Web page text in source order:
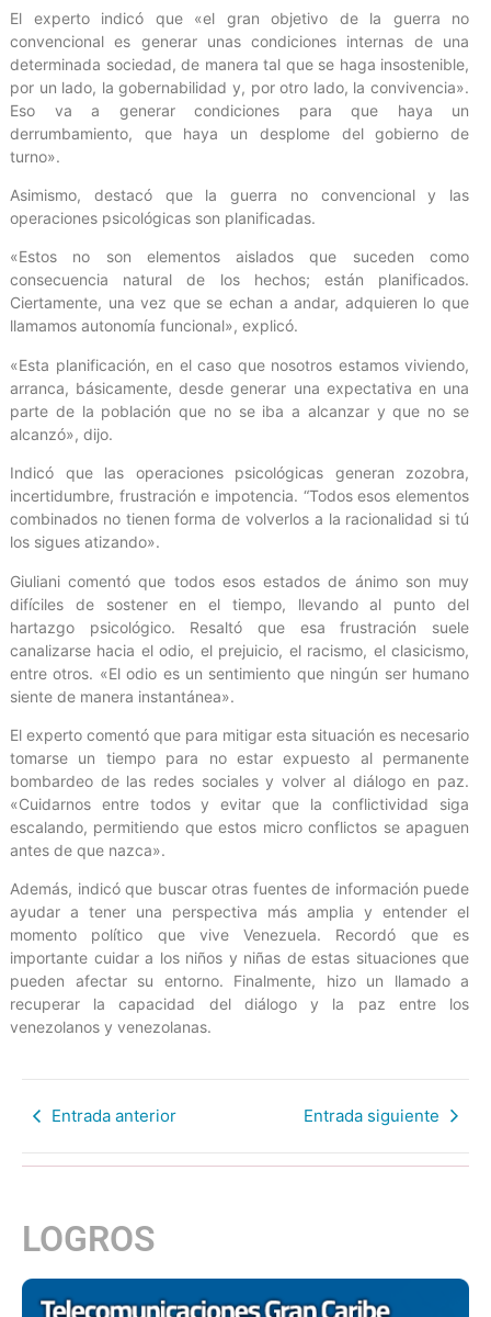
El experto indicó que «el gran objetivo de la guerra no
convencional es generar unas condiciones internas de una
determinada sociedad, de manera tal que se haga insostenible,
por un lado, la gobernabilidad y, por otro lado, la convivencia».
Eso va a generar condiciones para que haya un
derrumbamiento, que haya un desplome del gobierno de
turno».
Asimismo, destacó que la guerra no convencional y las
operaciones psicológicas son planificadas.
«Estos no son elementos aislados que suceden como
consecuencia natural de los hechos; están planificados.
Ciertamente, una vez que se echan a andar, adquieren lo que
llamamos autonomía funcional», explicó.
«Esta planificación, en el caso que nosotros estamos viviendo,
arranca, básicamente, desde generar una expectativa en una
parte de la población que no se iba a alcanzar y que no se
alcanzó», dijo.
Indicó que las operaciones psicológicas generan zozobra,
incertidumbre, frustración e impotencia. “Todos esos elementos
combinados no tienen forma de volverlos a la racionalidad si tú
los sigues atizando».
Giuliani comentó que todos esos estados de ánimo son muy
difíciles de sostener en el tiempo, llevando al punto del
hartazgo psicológico. Resaltó que esa frustración suele
canalizarse hacia el odio, el prejuicio, el racismo, el clasicismo,
entre otros. «El odio es un sentimiento que ningún ser humano
siente de manera instantánea».
El experto comentó que para mitigar esta situación es necesario
tomarse un tiempo para no estar expuesto al permanente
bombardeo de las redes sociales y volver al diálogo en paz.
«Cuidarnos entre todos y evitar que la conflictividad siga
escalando, permitiendo que estos micro conflictos se apaguen
antes de que nazca».
Además, indicó que buscar otras fuentes de información puede
ayudar a tener una perspectiva más amplia y entender el
momento político que vive Venezuela. Recordó que es
importante cuidar a los niños y niñas de estas situaciones que
pueden afectar su entorno. Finalmente, hizo un llamado a
recuperar la capacidad del diálogo y la paz entre los
venezolanos y venezolanas.
Entrada anterior Entrada siguiente
LOGROS